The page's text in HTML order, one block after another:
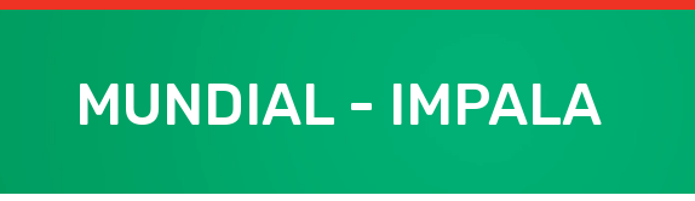
MUNDIAL - IMPALA